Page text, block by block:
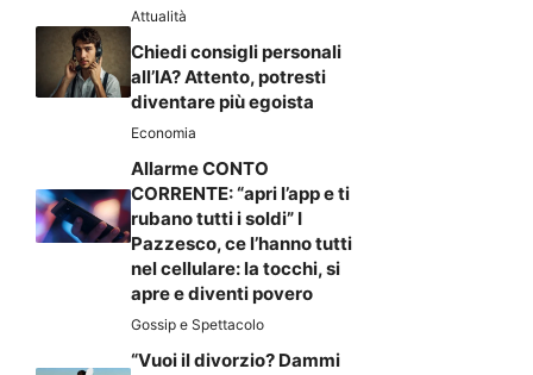
Attualità
Chiedi consigli personali
all’IA? Attento, potresti
diventare più egoista
Economia
Allarme CONTO
CORRENTE: “apri l’app e ti
rubano tutti i soldi” I
Pazzesco, ce l’hanno tutti
nel cellulare: la tocchi, si
apre e diventi povero
Gossip e Spettacolo
“Vuoi il divorzio? Dammi